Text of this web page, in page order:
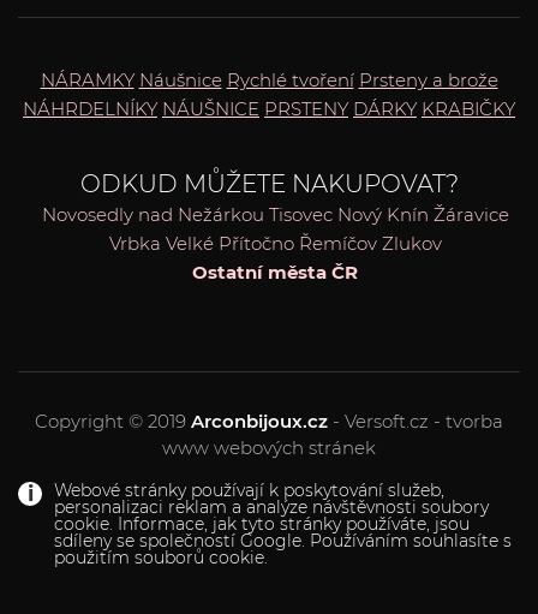
Webové stránky používají k poskytování služeb,
personalizaci reklam a analýze návštěvnosti soubory
cookie. Informace, jak tyto stránky používáte, jsou
sdíleny se společností Google. Používáním souhlasíte s
použitím souborů cookie.
NÁRAMKY Náušnice Rychlé tvoření Prsteny a brože
NÁHRDELNÍKY NÁUŠNICE PRSTENY DÁRKY KRABIČKY
ODKUD MŮŽETE NAKUPOVAT?
Novosedly nad Nežárkou Tisovec Nový Knín Žáravice
Vrbka Velké Přítočno Řemíčov Zlukov
Ostatní města ČR
Copyright © 2019 Arconbijoux.cz - Versoft.cz - tvorba
www webových stránek